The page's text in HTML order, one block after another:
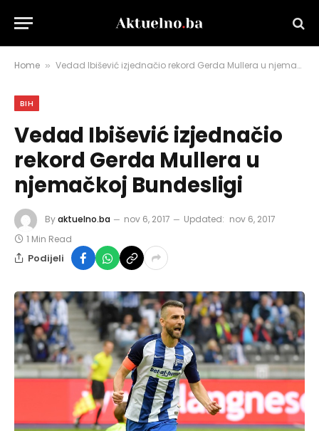
Home » Vedad Ibišević izjednačio rekord Gerda Mullera u njemačkoj Bundesligi
BIH
Vedad Ibišević izjednačio
rekord Gerda Mullera u
njemačkoj Bundesligi
Byaktuelno.ba nov 6, 2017 Updated: nov 6, 2017
1 Min Read
Podijeli